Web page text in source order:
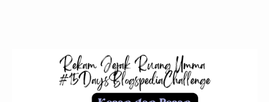
Review & Rekomendasi